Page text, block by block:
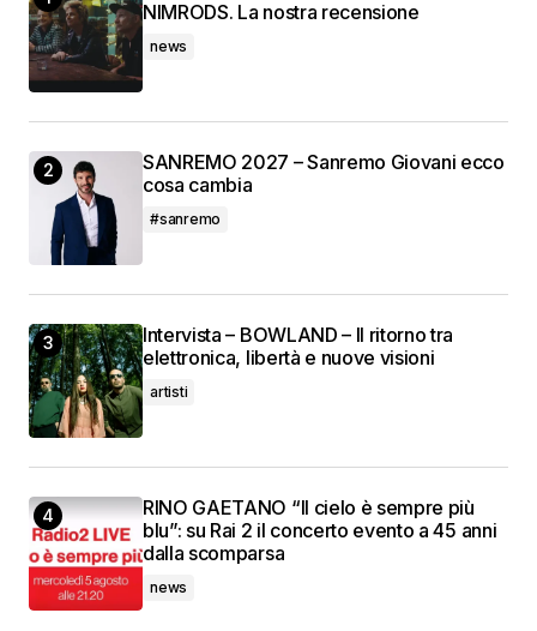
NIMRODS. La nostra recensione
news
SANREMO 2027 – Sanremo Giovani ecco
cosa cambia
#sanremo
Intervista – BOWLAND – Il ritorno tra
elettronica, libertà e nuove visioni
artisti
RINO GAETANO “Il cielo è sempre più
blu”: su Rai 2 il concerto evento a 45 anni
dalla scomparsa
news